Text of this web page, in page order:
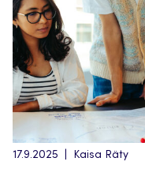
17.9.2025 Kaisa Räty